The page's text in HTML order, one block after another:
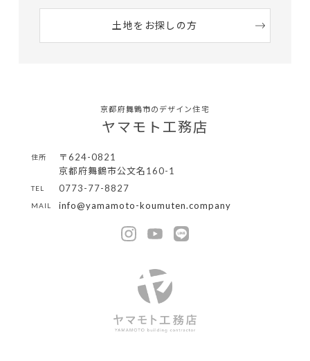
土地をお探しの方
京都府舞鶴市のデザイン住宅
ヤマモト工務店
住所
〒624-0821
京都府舞鶴市公文名160-1
TEL 0773-77-8827
MAIL info@yamamoto-koumuten.company